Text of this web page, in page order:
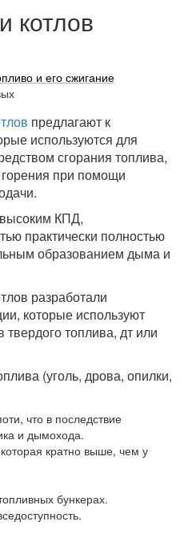
котлов
и его сжигание
предлагают к
используются для
сгорания топлива,
горения при помощи
КПД,
практически полностью
образованием дыма и
разработали
которые используют
топлива, дт или
(уголь, дрова, опилки,
что в последствие
и дымохода.
кратно выше, чем у
бункерах.